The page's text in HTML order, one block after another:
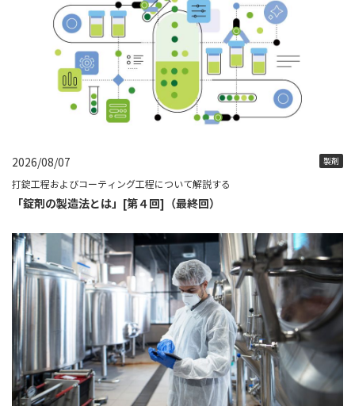
2026/08/07 製剤
打錠工程およびコーティング工程について解説する
「錠剤の製造法とは」[第４回]（最終回）